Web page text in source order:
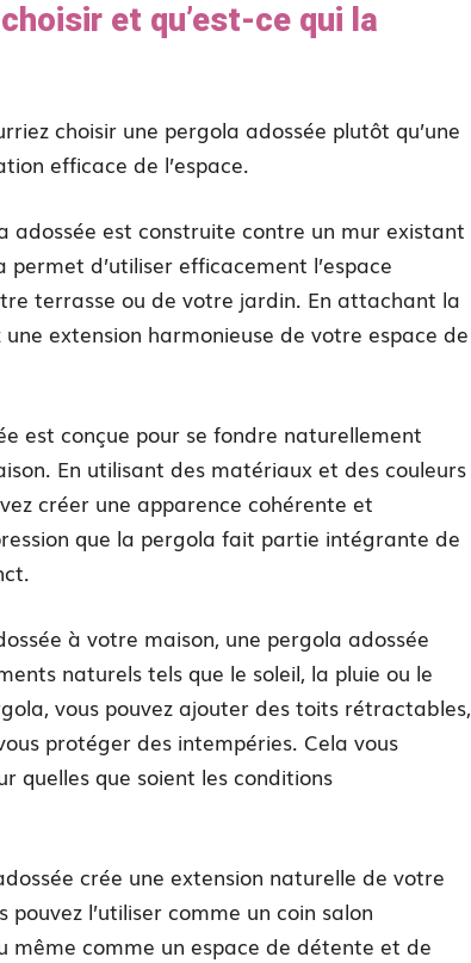
et qu’est-ce qui la
choisir une pergola adossée plutôt qu’une
efficace de l’espace.
adossée est construite contre un mur existant
d’utiliser efficacement l’espace
terrasse ou de votre jardin. En attachant la
extension harmonieuse de votre espace de
est conçue pour se fondre naturellement
En utilisant des matériaux et des couleurs
créer une apparence cohérente et
que la pergola fait partie intégrante de
à votre maison, une pergola adossée
naturels tels que le soleil, la pluie ou le
vous pouvez ajouter des toits rétractables,
protéger des intempéries. Cela vous
quelles que soient les conditions
crée une extension naturelle de votre
l’utiliser comme un coin salon
même comme un espace de détente et de